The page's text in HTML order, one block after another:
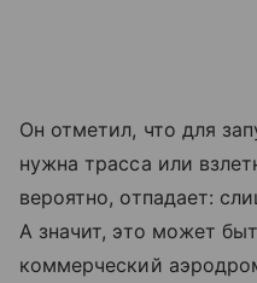
Он отметил, что для
нужна трасса или
вероятно, отпадает:
А значит, это может
коммерческий